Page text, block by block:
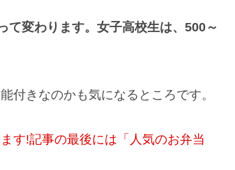
て変わります。女子高校生は、500～
付きなのかも気になるところです。
す!記事の最後には「人気のお弁当